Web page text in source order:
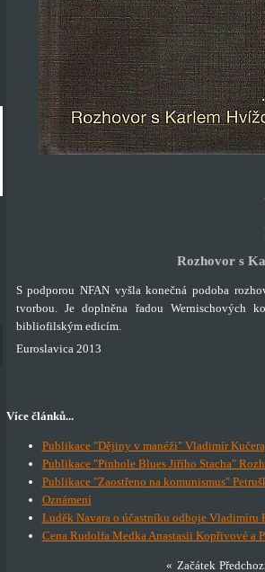
Rozhovor s
S podporou NFAN vyšla konečná podoba
tvorbou. Je doplněna řadou Wernischových
bibliofilským edicím.
Euroslavica 2013
Více článků...
Publikace "Dějiny v manéži" Vladimír
Publikace "Pinhole Blues Jiřího Stacha"
Publikace "Zaostřeno na komunismus"
Oznámení
Luděk Navara o účastníku odboje Vladimíru
Cena Rudolfa Medka Anastasii Kopřivové a
« Začátek